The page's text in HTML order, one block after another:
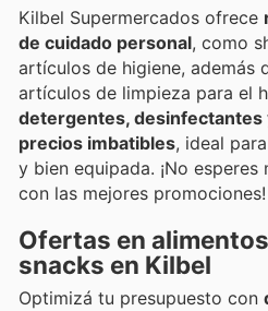
Kilbel Supermercados ofrece
de cuidado personal, como
artículos de higiene, además
artículos de limpieza para el
detergentes, desinfectantes
precios imbatibles, ideal
y bien equipada. ¡No
con las mejores promociones!
Ofertas en
snacks en Kilbel
Optimizá tu presupuesto con